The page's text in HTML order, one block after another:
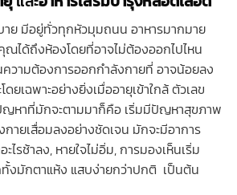
าย มีอยู่ทั่วทุกหัวมุมถนน อาหารมากมาย
ณได้ถึงห้องโดยที่อาจไม่ต้องออกไปไหน
วามต้องการออกกำลังกายที่ อาจน้อยลง
ดยเฉพาะอย่างยิ่งเมื่ออายุเข้าใกล้ ตัวเลข
ญหาที่มักจะตามมาก็คือ เริ่มมีปัญหาสุขภาพ
กายเสื่อมลงอย่างชัดเจน มักจะมีอาการ
ไรช้าลง, หายใจไม่อิ่ม, การมองเห็นเริ่ม
งมักตาแห้ง แสบง่ายกว่าปกติ เป็นต้น